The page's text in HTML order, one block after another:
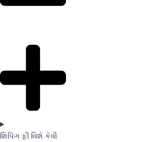
શિપિંગ ફી વિશે કેવી